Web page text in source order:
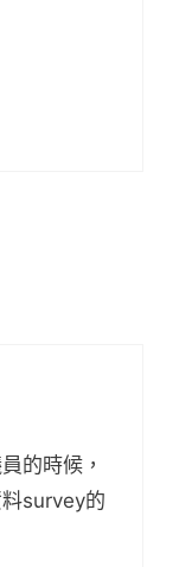
的時候，
survey的